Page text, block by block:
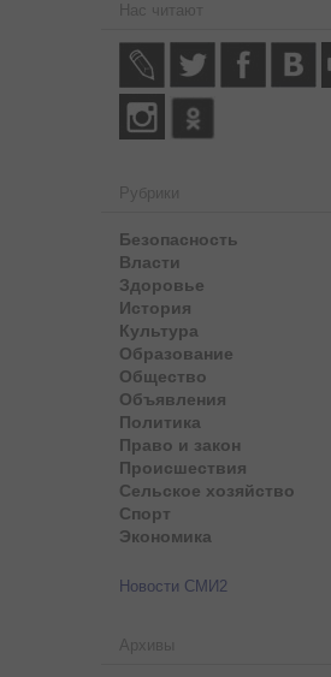
Нас читают
Рубрики
Безопасность
Власти
Здоровье
История
Культура
Образование
Общество
Объявления
Политика
Право и закон
Происшествия
Сельское хозяйство
Спорт
Экономика
Новости СМИ2
Архивы